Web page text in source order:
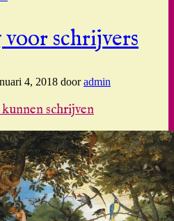
schrijvers
4, 2018 dooradmin
schrijven